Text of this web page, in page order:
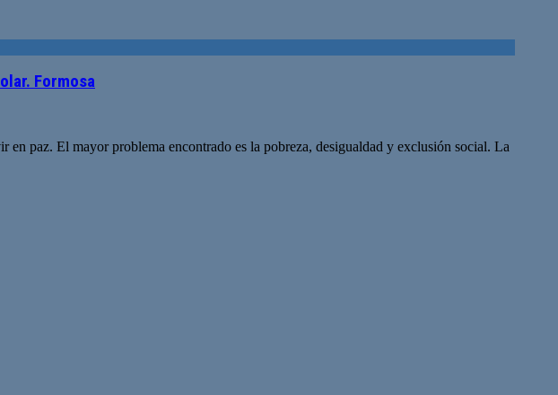
Formosa
paz. El mayor problema encontrado es la pobreza, desigualdad y exclusión social. La